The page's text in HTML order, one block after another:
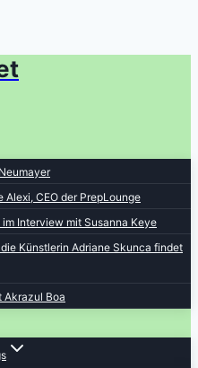
Alexi, CEO der PrepLounge
Interview mit Susanna Keye
Künstlerin Adriane Skunca findet
Akrazul Boa